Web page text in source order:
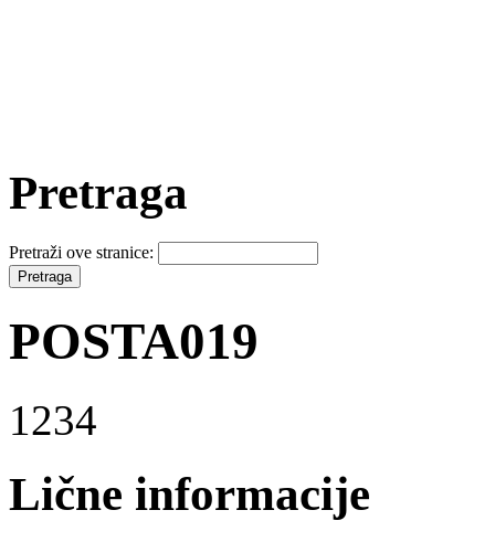
Pretraga
Pretraži ove stranice:
POSTA019
1234
Lične informacije